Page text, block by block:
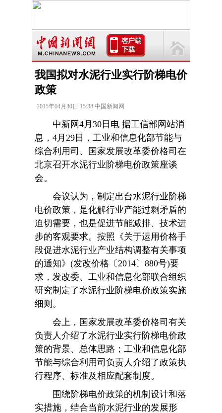
我国拟对水泥行业实行阶梯电价
政策
2015年04月30日 15:38 中国新闻网
中新网4月30日电 据工信部网站消
息，4月29日，工业和信息化部节能与
综合利用司、国家发展改革委价格司在
北京召开水泥行业阶梯电价政策座谈
会。
会议认为，制定出台水泥行业阶梯
电价政策，是化解行业产能过剩矛盾的
迫切需要，也是促进节能减排、技术进
步的客观要求。按照《关于运用价格手
段促进水泥行业产业结构调整有关事项
的通知》(发改价格〔2014〕880号)要
求，发改委、工业和信息化部联合组织
研究制定了水泥行业阶梯电价政策实施
细则。
会上，国家发展改革委价格司有关
负责人介绍了水泥行业实行阶梯电价政
策的背景、总体思路；工业和信息化部
节能与综合利用司负责人介绍了政策执
行程序、标准及相应配套制度。
围绕阶梯电价政策的机制设计和落
实措施，结合当前水泥行业的发展形